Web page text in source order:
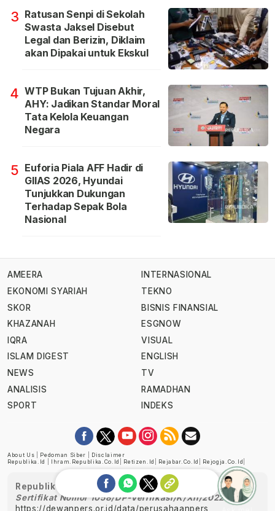
3 Ratusan Senpi di Sekolah
Swasta Jaksel Disebut
Legal dan Berizin, Diklaim
akan Dipakai untuk Ekskul
4 WTP Bukan Tujuan Akhir,
AHY: Jadikan Standar Moral
Tata Kelola Keuangan
Negara
5 Euforia Piala AFF Hadir di
GIIAS 2026, Hyundai
Tunjukkan Dukungan
Terhadap Sepak Bola
Nasional
AMEERA
EKONOMI SYARIAH
SKOR
KHAZANAH
IQRA
ISLAM DIGEST
NEWS
ANALISIS
SPORT
INTERNASIONAL
TEKNO
BISNIS FINANSIAL
ESGNOW
VISUAL
ENGLISH
TV
RAMADHAN
INDEKS
About Us Pedoman Siber
Disclaimer
Republika.id
Ihram.republika.co.id Retizen.id Rejabar.co.id Rejogja.co.id
Republika telah diverifikasi oleh Dewan Pers
Sertifikat Nomor 1058/DP-Verifikasi/K/XII/2022
https://dewanpers.or.id/data/perusahaanpers